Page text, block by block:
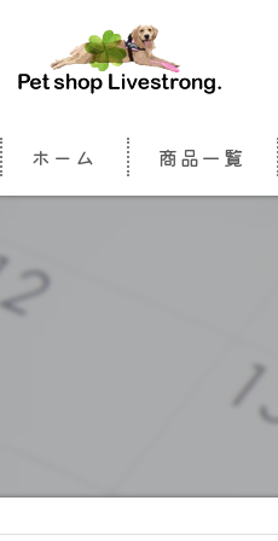
ホーム 商品一覧